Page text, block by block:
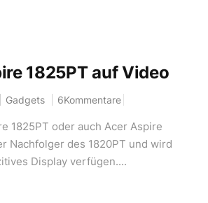
1825PT auf Video
Gadgets 6Kommentare
1825PT oder auch Acer Aspire
Nachfolger des 1820PT und wird
Display verfügen....